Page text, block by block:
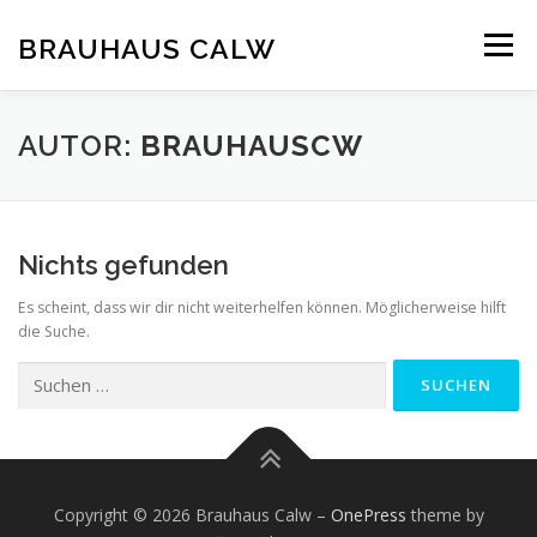
springen
BRAUHAUS CALW Menü
AUTOR: BRAUHAUSCW
Nichts gefunden
Es scheint, dass wir dir nicht weiterhelfen können. Möglicherweise hilft
die Suche.
nach:
Copyright © 2026 Brauhaus Calw– OnePress theme by